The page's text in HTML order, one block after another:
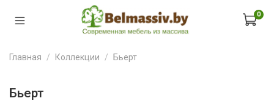
0
Главная Коллекции Бьерт
Бьерт